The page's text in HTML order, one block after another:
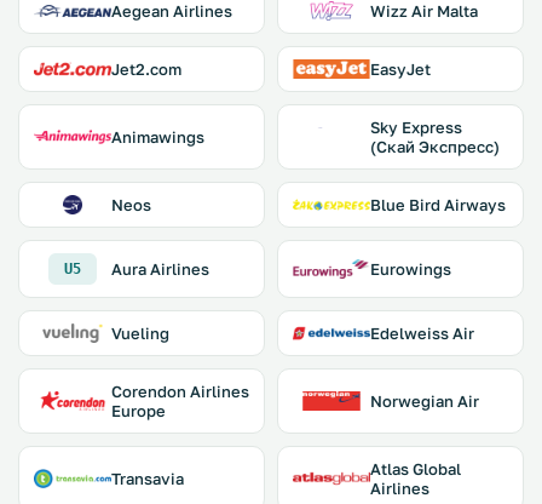
Aegean Airlines Wizz Air Malta
Jet2.com EasyJet
Animawings
Sky Express
(Скай Экспресс)
Neos Blue Bird Airways
U5 Aura Airlines Eurowings
Vueling Edelweiss Air
Corendon Airlines
Europe
Norwegian Air
Transavia
Atlas Global
Airlines